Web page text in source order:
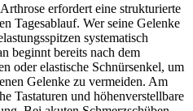
erfordert eine strukturierte
Tagesablauf. Wer seine Gelenke
systematisch
beginnt bereits nach dem
oder elastische Schnürsenkel, um
Gelenke zu vermeiden. Am
Tastaturen und höhenverstellbare